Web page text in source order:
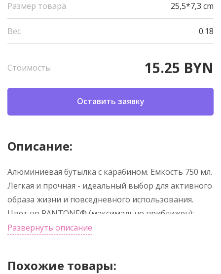
Размер товара 25,5*7,3 cm
Вес 0.18
Стоимость: 15.25 BYN
Оставить заявку
Описание:
Алюминиевая бутылка с карабином. Емкость 750 мл.
Легкая и прочная - идеальный выбор для активного
образа жизни и повседневного использования.
Цвет по PANTONE® (максимально приближен):
287С
Развернуть описание
Похожие товары: